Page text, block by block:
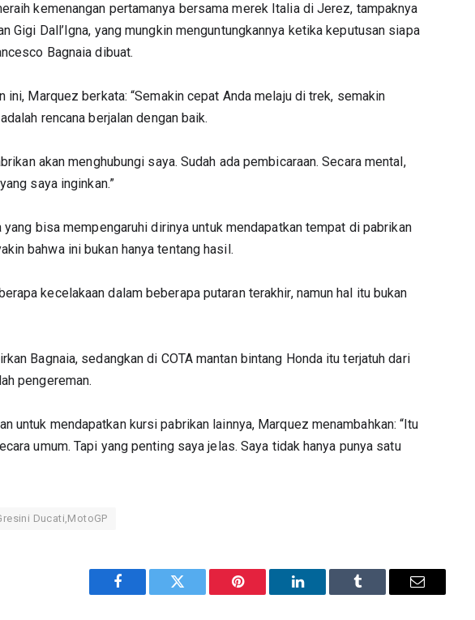
kemenangan pertamanya bersama merek Italia di Jerez, tampaknya
Gigi Dall’Igna, yang mungkin menguntungkannya ketika keputusan siapa
Bagnaia dibuat.
ini, Marquez berkata: “Semakin cepat Anda melaju di trek, semakin
rencana berjalan dengan baik.
akan menghubungi saya. Sudah ada pembicaraan. Secara mental,
saya inginkan.”
yang bisa mempengaruhi dirinya untuk mendapatkan tempat di pabrikan
bahwa ini bukan hanya tentang hasil.
kecelakaan dalam beberapa putaran terakhir, namun hal itu bukan
Bagnaia, sedangkan di COTA mantan bintang Honda itu terjatuh dari
pengereman.
untuk mendapatkan kursi pabrikan lainnya, Marquez menambahkan: “Itu
umum. Tapi yang penting saya jelas. Saya tidak hanya punya satu
Ducati,MotoGP
Facebook Twitter Pinterest LinkedIn Tumblr Email